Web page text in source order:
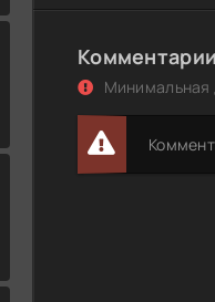
Приключения
от MegaPeer | P
Приключения
DL 1080p от
Комментарии
Минимальная